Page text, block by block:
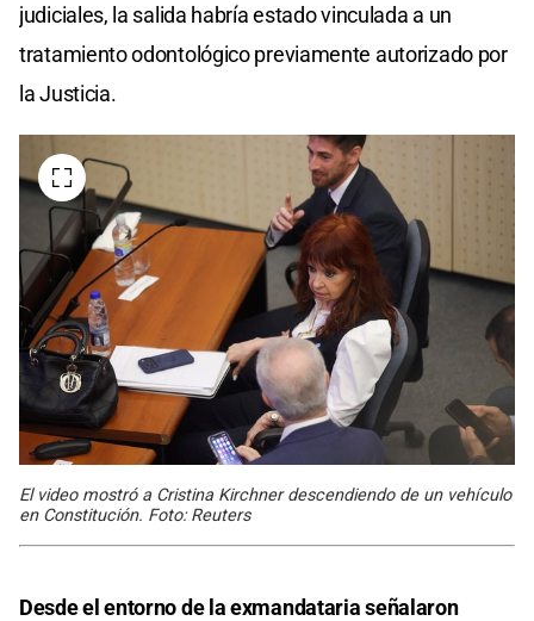
judiciales, la salida habría estado vinculada a un
tratamiento odontológico previamente autorizado por
la Justicia.
El video mostró a Cristina Kirchner descendiendo de un vehículo
en Constitución. Foto: Reuters
Desde el entorno de la exmandataria señalaron